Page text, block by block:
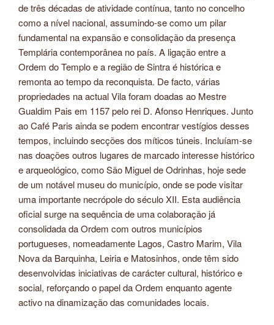
de três décadas de atividade contínua, tanto no concelho
como a nível nacional, assumindo-se como um pilar
fundamental na expansão e consolidação da presença
Templária contemporânea no país. A ligação entre a
Ordem do Templo e a região de Sintra é histórica e
remonta ao tempo da reconquista. De facto, várias
propriedades na actual Vila foram doadas ao Mestre
Gualdim Pais em 1157 pelo rei D. Afonso Henriques. Junto
ao Café Paris ainda se podem encontrar vestígios desses
tempos, incluindo secções dos míticos túneis. Incluíam-se
nas doações outros lugares de marcado interesse histórico
e arqueológico, como São Miguel de Odrinhas, hoje sede
de um notável museu do município, onde se pode visitar
uma importante necrópole do século XII. Esta audiência
oficial surge na sequência de uma colaboração já
consolidada da Ordem com outros municípios
portugueses, nomeadamente Lagos, Castro Marim, Vila
Nova da Barquinha, Leiria e Matosinhos, onde têm sido
desenvolvidas iniciativas de carácter cultural, histórico e
social, reforçando o papel da Ordem enquanto agente
activo na dinamização das comunidades locais.